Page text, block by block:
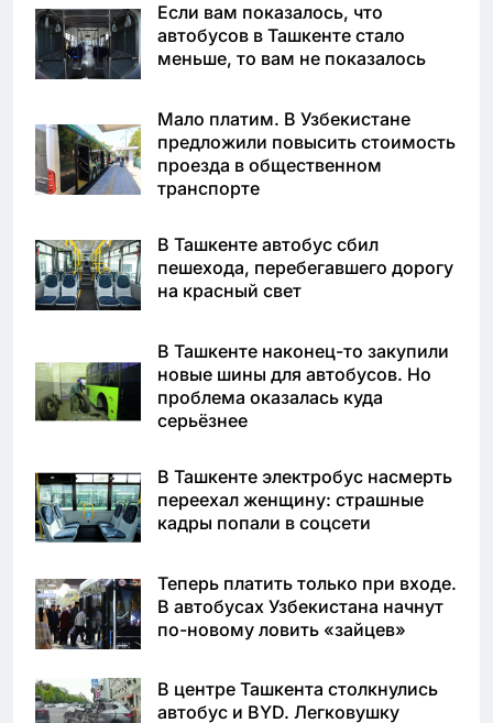
Если вам показалось, что
автобусов в Ташкенте стало
меньше, то вам не показалось
Мало платим. В Узбекистане
предложили повысить стоимость
проезда в общественном
транспорте
В Ташкенте автобус сбил
пешехода, перебегавшего дорогу
на красный свет
В Ташкенте наконец-то закупили
новые шины для автобусов. Но
проблема оказалась куда
серьёзнее
В Ташкенте электробус насмерть
переехал женщину: страшные
кадры попали в соцсети
Теперь платить только при входе.
В автобусах Узбекистана начнут
по-новому ловить «зайцев»
В центре Ташкента столкнулись
автобус и BYD. Легковушку